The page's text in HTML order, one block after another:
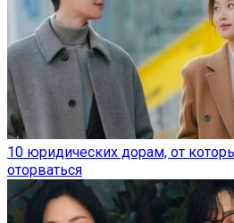
10 юридических дорам, от
оторваться